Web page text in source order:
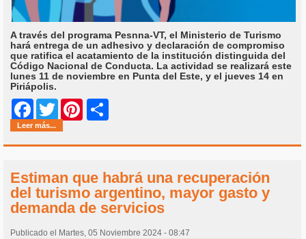
A través del programa Pesnna-VT, el Ministerio de Turismo
hará entrega de un adhesivo y declaración de compromiso
que ratifica el acatamiento de la institución distinguida del
Código Nacional de Conducta. La actividad se realizará este
lunes 11 de noviembre en Punta del Este, y el jueves 14 en
Piriápolis.
Facebook
Twitter Pinterest
Leer más...
Estiman que habrá una recuperación
del turismo argentino, mayor gasto y
demanda de servicios
Publicado el Martes, 05 Noviembre 2024 - 08:47